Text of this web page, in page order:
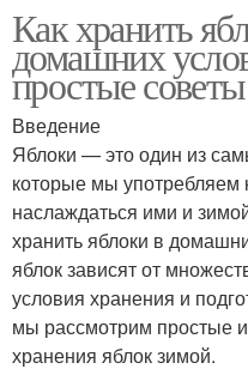
Как хранить
домашних
простые советы
Введение
Яблоки — это один из
которые мы употребляем
наслаждаться ими и
хранить яблоки в
яблок зависят от
условия хранения и
мы рассмотрим простые
хранения яблок зимой.